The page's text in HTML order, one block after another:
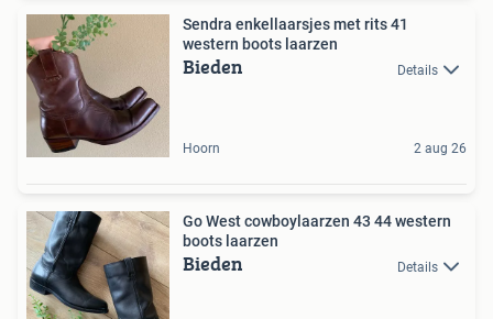
Sendra enkellaarsjes met rits 41
western boots laarzen
Bieden Details
Hoorn 2 aug 26
Go West cowboylaarzen 43 44 western
boots laarzen
Bieden Details